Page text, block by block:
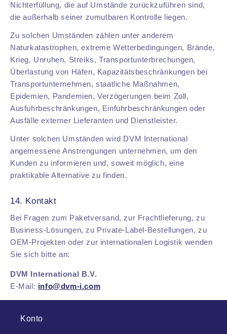
Nichterfüllung, die auf Umstände zurückzuführen sind,
die außerhalb seiner zumutbaren Kontrolle liegen.
Zu solchen Umständen zählen unter anderem
Naturkatastrophen, extreme Wetterbedingungen, Brände,
Krieg, Unruhen, Streiks, Transportunterbrechungen,
Überlastung von Häfen, Kapazitätsbeschränkungen bei
Transportunternehmen, staatliche Maßnahmen,
Epidemien, Pandemien, Verzögerungen beim Zoll,
Ausfuhrbeschränkungen, Einfuhrbeschränkungen oder
Ausfälle externer Lieferanten und Dienstleister.
Unter solchen Umständen wird DVM International
angemessene Anstrengungen unternehmen, um den
Kunden zu informieren und, soweit möglich, eine
praktikable Alternative zu finden.
14. Kontakt
Bei Fragen zum Paketversand, zur Frachtlieferung, zu
Business-Lösungen, zu Private-Label-Bestellungen, zu
OEM-Projekten oder zur internationalen Logistik wenden
Sie sich bitte an:
DVM International B.V.
E-Mail: info@dvm-i.com
Konto